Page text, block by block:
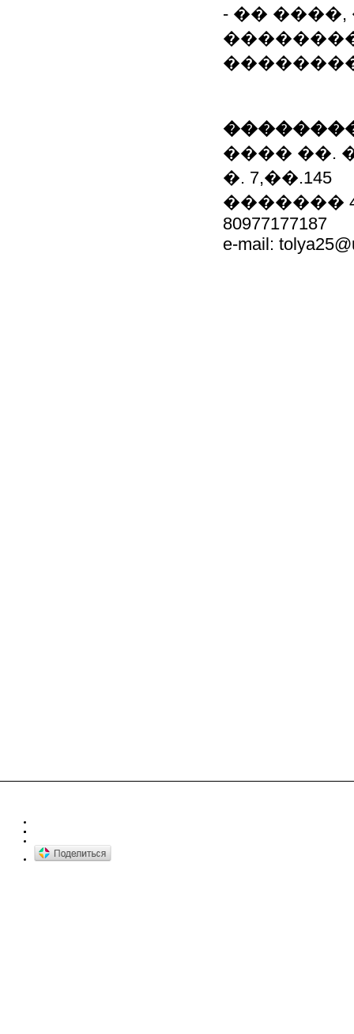
- ��
���� ��.
�. 7,��.145
�������
80977177187
e-mail: